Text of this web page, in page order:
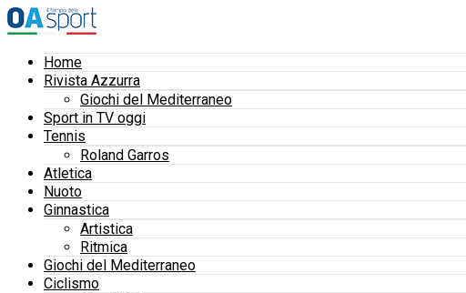
Home
Rivista Azzurra
Giochi del Mediterraneo
Sport in TV oggi
Tennis
Roland Garros
Atletica
Nuoto
Ginnastica
Artistica
Ritmica
Giochi del Mediterraneo
Ciclismo